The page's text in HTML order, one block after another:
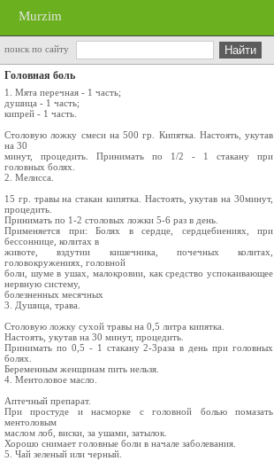
Murzim
поиск по сайту
Головная боль
1. Мята перечная - 1 часть;
душица - 1 часть;
кипрей - 1 часть.
Столовую ложку смеси на 500 гр. Кипятка. Настоять, укутав
на 30
минут, процедить. Принимать по 1/2 - 1 стакану при
головных болях.
2. Мелисса.
15 гр. травы на стакан кипятка. Настоять, укутав на 30минут,
процедить.
Принимать по 1-2 столовых ложки 5-6 раз в день.
Применяется при: Болях в сердце, сердцебиениях, при
бессоннице, колитах в
животе, вздутии кишечника, почечных колитах,
головокружениях, головной
боли, шуме в ушах, малокровии, как средство успокаивающее
нервную систему,
болезненных месячных
3. Душица, трава.
Столовую ложку сухой травы на 0,5 литра кипятка.
Настоять, укутав на 30 минут, процедить.
Принимать по 0,5 - 1 стакану 2-3раза в день при головных
болях.
Беременным женщинам пить нельзя.
4. Ментоловое масло.
Аптечный препарат.
При простуде и насморке с головной болью помазать
ментоловым
маслом лоб, виски, за ушами, затылок.
Хорошо снимает головные боли в начале заболевания.
5. Чай зеленый или черный.